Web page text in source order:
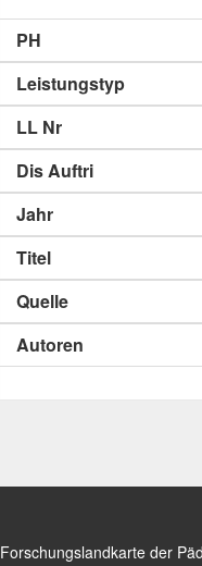
PH
Leistungstyp
LL Nr
Dis Auftri
Jahr
Titel
Quelle
Autoren
Forschungslandkarte der